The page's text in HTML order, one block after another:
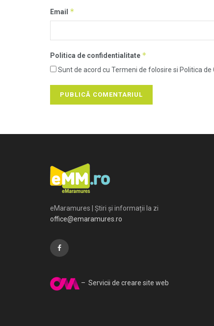
Email *
Politica de confidentialitate *
Sunt de acord cu Termeni de folosire si Politica de
eMaramures | Știri și informații la zi
office@emaramures.ro
– Servicii de creare site web